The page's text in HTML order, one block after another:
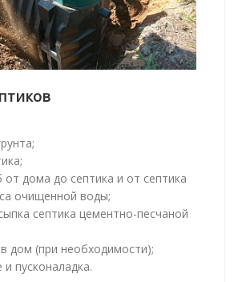
дома до септика и от септика
очищенной воды;
септика цементно-песчаной
дом (при необходимости);
пусконаладка.